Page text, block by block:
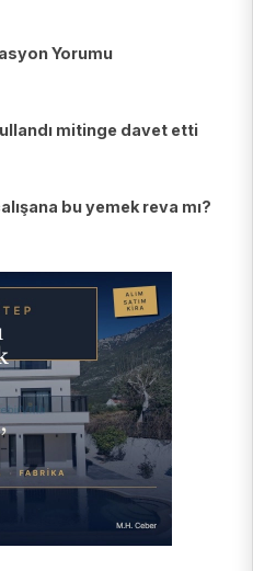
Yorumu
mitinge davet etti
bu yemek reva mı?